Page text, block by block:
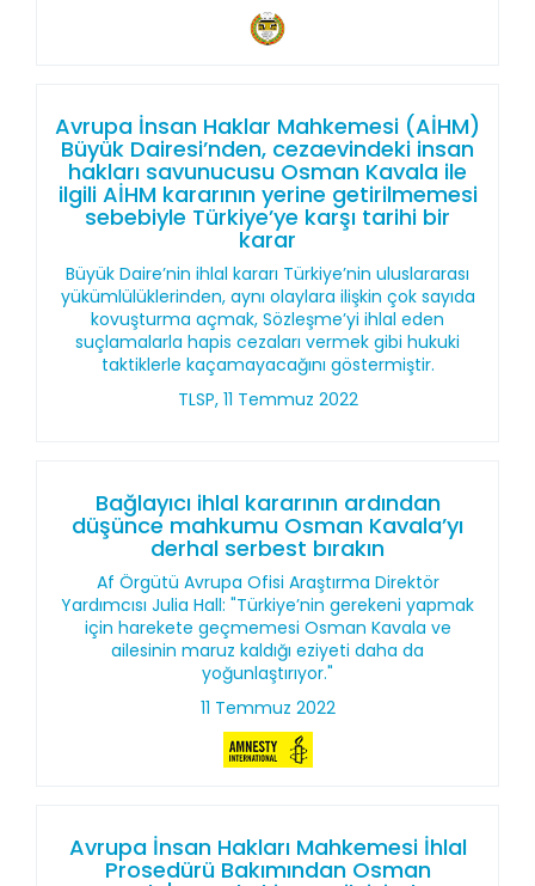
Avrupa İnsan Haklar Mahkemesi (AİHM)
Büyük Dairesi’nden, cezaevindeki insan
hakları savunucusu Osman Kavala ile
ilgili AİHM kararının yerine getirilmemesi
sebebiyle Türkiye’ye karşı tarihi bir
karar
Büyük Daire’nin ihlal kararı Türkiye’nin uluslararası
yükümlülüklerinden, aynı olaylara ilişkin çok sayıda
kovuşturma açmak, Sözleşme’yi ihlal eden
suçlamalarla hapis cezaları vermek gibi hukuki
taktiklerle kaçamayacağını göstermiştir.
TLSP, 11 Temmuz 2022
Bağlayıcı ihlal kararının ardından
düşünce mahkumu Osman Kavala’yı
derhal serbest bırakın
Af Örgütü Avrupa Ofisi Araştırma Direktör
Yardımcısı Julia Hall: "Türkiye’nin gerekeni yapmak
için harekete geçmemesi Osman Kavala ve
ailesinin maruz kaldığı eziyeti daha da
yoğunlaştırıyor."
11 Temmuz 2022
Avrupa İnsan Hakları Mahkemesi İhlal
Prosedürü Bakımından Osman